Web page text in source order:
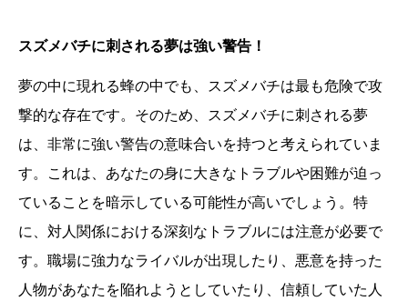
スズメバチに刺される夢は強い警告！
夢の中に現れる蜂の中でも、スズメバチは最も危険で攻
撃的な存在です。そのため、スズメバチに刺される夢
は、非常に強い警告の意味合いを持つと考えられていま
す。これは、あなたの身に大きなトラブルや困難が迫っ
ていることを暗示している可能性が高いでしょう。特
に、対人関係における深刻なトラブルには注意が必要で
す。職場に強力なライバルが出現したり、悪意を持った
人物があなたを陥れようとしていたり、信頼していた人